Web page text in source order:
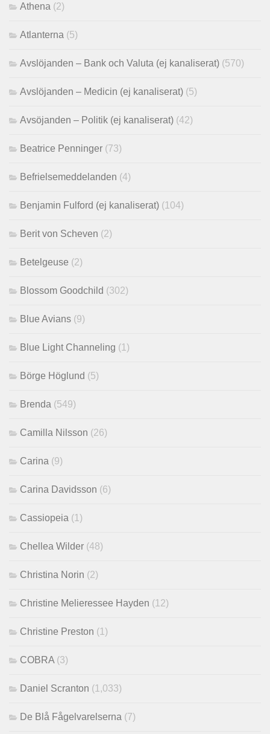
Athena (2)
Atlanterna (5)
Avslöjanden – Bank och Valuta (ej kanaliserat) (570)
Avslöjanden – Medicin (ej kanaliserat) (5)
Avsöjanden – Politik (ej kanaliserat) (42)
Beatrice Penninger (73)
Befrielsemeddelanden (4)
Benjamin Fulford (ej kanaliserat) (104)
Berit von Scheven (2)
Betelgeuse (2)
Blossom Goodchild (302)
Blue Avians (9)
Blue Light Channeling (1)
Börge Höglund (5)
Brenda (549)
Camilla Nilsson (26)
Carina (9)
Carina Davidsson (6)
Cassiopeia (1)
Chellea Wilder (48)
Christina Norin (2)
Christine Melieressee Hayden (12)
Christine Preston (1)
COBRA (3)
Daniel Scranton (1,033)
De Blå Fågelvarelserna (7)